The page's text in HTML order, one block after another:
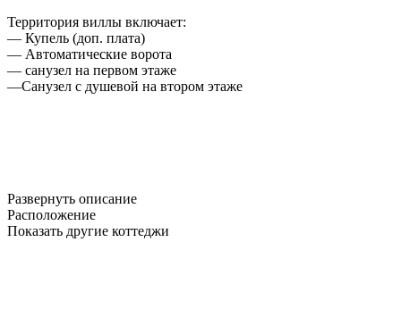
Территория виллы включает:
— Купель (доп. плата)
— Автоматические ворота
— санузел на первом этаже
—Санузел с душевой на втором этаже
Развернуть описание
Расположение
Показать другие коттеджи